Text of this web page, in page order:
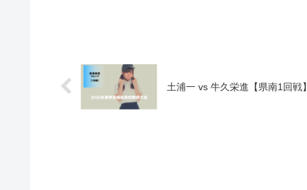
土浦一 vs 牛久栄進【県南1回戦】